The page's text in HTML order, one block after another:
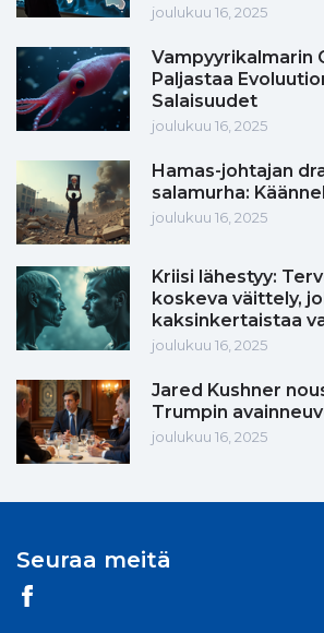
joulukuu 16, 2025
Vampyyrikalmarin
Paljastaa
Salaisuudet
joulukuu 16, 2025
Hamas-johtajan
salamurha:
joulukuu 16, 2025
Kriisi lähestyy:
koskeva väittely,
kaksinkertaistaa
joulukuu 16, 2025
Jared Kushner
Trumpin
joulukuu 16, 2025
Seuraa meitä